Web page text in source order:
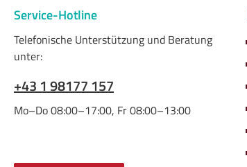
Service-Hotline
Telefonische Unterstützung und Beratung
unter:
+43 1 98177 157
Mo–Do 08:00–17:00, Fr 08:00–13:00